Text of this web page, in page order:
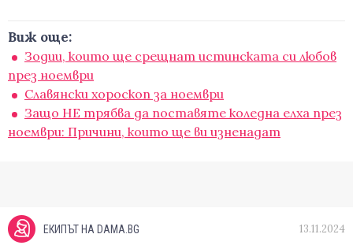
Виж още:
Зодии, които ще срещнат истинската си любов
през ноември
Славянски хороскоп за ноември
Защо НЕ трябва да поставяте коледна елха през
ноември: Причини, които ще ви изненадат
ЕКИПЪТ НА DAMA.BG 13.11.2024